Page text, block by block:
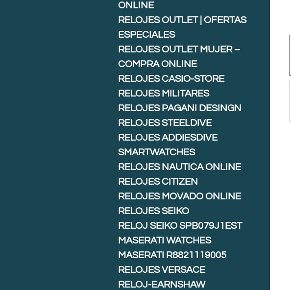
ONLINE
RELOJES OUTLET | OFERTAS
ESPECIALES
RELOJES OUTLET MUJER –
COMPRA ONLINE
RELOJES CASIO-STORE
RELOJES MILITARES
RELOJES PAGANI DESINGN
RELOJES STEELDIVE
RELOJES ADDIESDIVE
SMARTWATCHES
RELOJES NAUTICA ONLINE
RELOJES CITIZEN
RELOJES MOVADO ONLINE
RELOJES SEIKO
RELOJ SEIKO SPB079J1EST
MASERATI WATCHES
MASERATI R8821119005
RELOJES VERSACE
RELOJ-EARNSHAW